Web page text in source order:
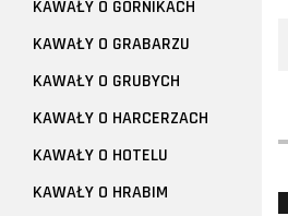
KAWAŁY O GÓRNIKACH
KAWAŁY O GRABARZU
KAWAŁY O GRUBYCH
KAWAŁY O HARCERZACH
KAWAŁY O HOTELU
KAWAŁY O HRABIM